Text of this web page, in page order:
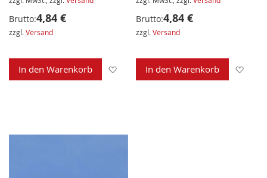
Brutto:4,84 €
zzgl.Versand
In den Warenkorb Zur Wunschliste hinzufügen
Brutto:4,84 €
zzgl.Versand
In den Warenkorb